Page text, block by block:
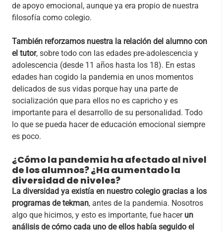
de apoyo emocional, aunque ya era propio de nuestra
filosofía como colegio.
También reforzamos nuestra la relación del alumno con
el tutor, sobre todo con las edades pre-adolescencia y
adolescencia (desde 11 años hasta los 18). En estas
edades han cogido la pandemia en unos momentos
delicados de sus vidas porque hay una parte de
socialización que para ellos no es capricho y es
importante para el desarrollo de su personalidad. Todo
lo que se pueda hacer de educación emocional siempre
es poco.
¿Cómo la pandemia ha afectado al nivel
de los alumnos? ¿Ha aumentado la
diversidad de niveles?
La diversidad ya existía en nuestro colegio gracias a los
programas de tekman, antes de la pandemia. Nosotros
algo que hicimos, y esto es importante, fue hacerun
análisis de cómo cada uno de ellos había seguido el